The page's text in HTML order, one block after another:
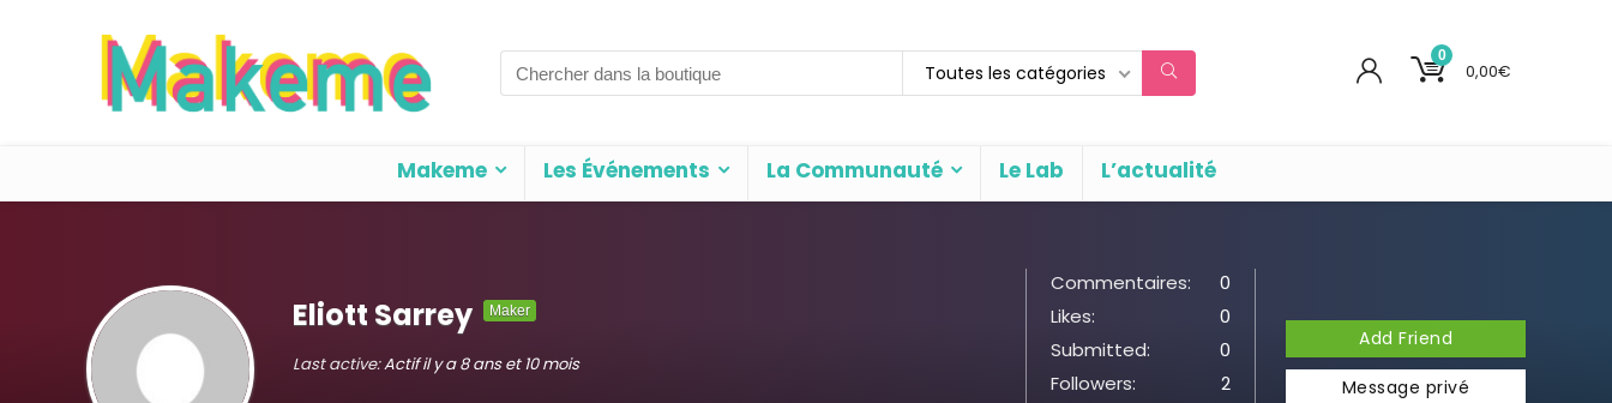
Search
for:
Toutes les catégories
0
0,00€
Makeme Les Événements La Communauté Le Lab L’actualité
Eliott Sarrey Maker
Last active:Actif il y a 8 ans et 10 mois
Commentaires:
0
Likes:
0
Submitted:
0
Followers:
2
Add Friend
Message privé